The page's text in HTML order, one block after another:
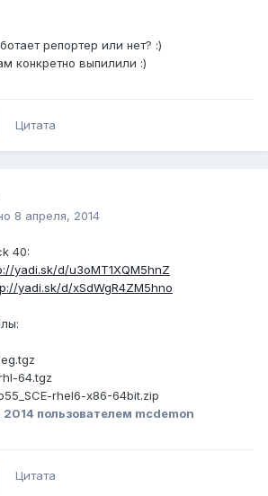
репортер или нет? :)
конкретно выпилили :)
Цитата
8 апреля, 2014
40:
yadi.sk/d/u3oMT1XQM5hnZ
yadi.sk/d/xSdWgR4ZM5hno
64.tgz
rhel6-x86-64bit.zip
2014 пользователем mcdemon
Цитата